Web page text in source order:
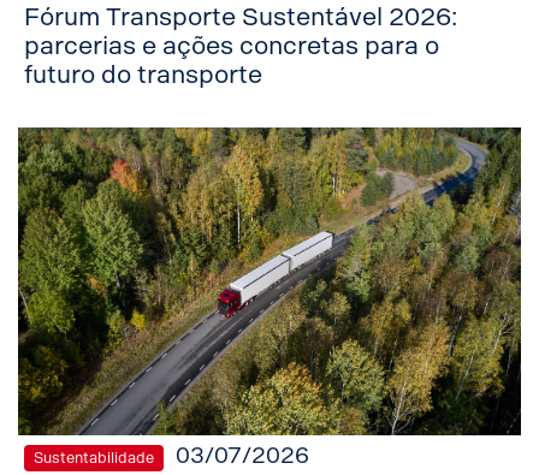
Fórum Transporte Sustentável 2026:
parcerias e ações concretas para o
futuro do transporte
Sustentabilidade 03/07/2026